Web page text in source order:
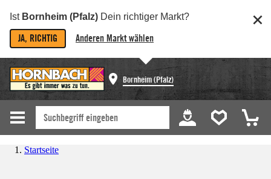
Ist Bornheim (Pfalz) Dein richtiger Markt?
JA, RICHTIG Anderen Markt wählen
Bornheim (Pfalz)
Startseite